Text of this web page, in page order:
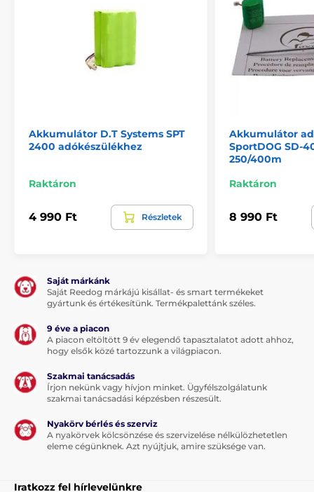
Akkumulátor D.T Systems SPT
2400 adókészülékhez
Raktáron
4 990 Ft Részletek
Akkumulátor
SportDOG SD-
250/400m
Raktáron
8 990 Ft
Saját márkánk
Saját Reedog márkájú kisállat- és smart termékeket
gyártunk és értékesítünk. Termékpalettánk széles.
9 éve a piacon
A piacon eltöltött 9 év elegendő tapasztalatot adott ahhoz,
hogy elsők közé tartozzunk a világpiacon.
Szakmai tanácsadás
Írjon nekünk vagy hívjon minket. Ügyfélszolgálatunk
szakmai tanácsadási képzésben részesült.
Nyakörv bérlés és szerviz
A nyakörvek kölcsönzése és szervizelése nélkülözhetetlen
eleme cégünknek. Azt nyújtjuk, amire szüksége van.
Iratkozz fel hírlevelünkre